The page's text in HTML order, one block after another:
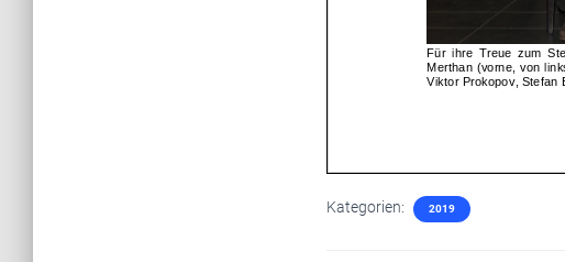
Kategorien: 2019